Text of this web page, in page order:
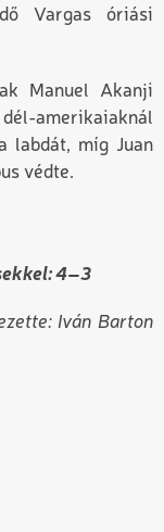
Vargas óriási
Manuel Akanji
amerikaiaknál
labdát, míg Juan
védte.
4–3
Iván Barton